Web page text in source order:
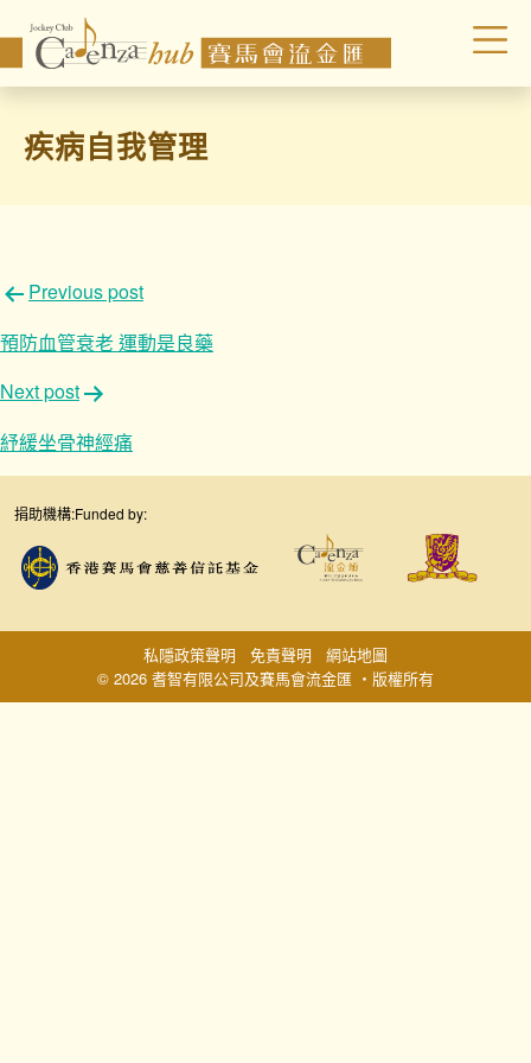
疾病自我管理
文
章
導
覽
Previous post
預防血管衰老 運動是良藥
Next post
紓緩坐骨神經痛
捐助機構:Funded by:
© 2026 耆智有限公司及賽馬會流金匯 ‧版權所有
私隱政策聲明 免責聲明 網站地圖